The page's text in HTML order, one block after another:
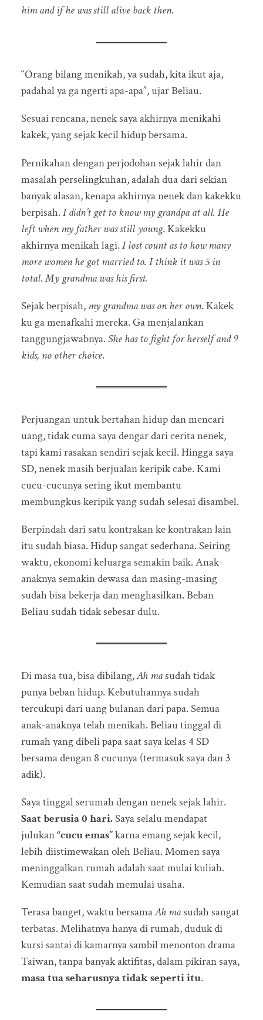
him and if he was still alive back then.
“Orang bilang menikah, ya sudah, kita ikut aja,
padahal ya ga ngerti apa-apa”, ujar Beliau.
Sesuai rencana, nenek saya akhirnya menikahi
kakek, yang sejak kecil hidup bersama.
Pernikahan dengan perjodohan sejak lahir dan
masalah perselingkuhan, adalah dua dari sekian
banyak alasan, kenapa akhirnya nenek dan kakekku
berpisah.I didn’t get to know my grandpa at all. He
left when my father was still young. Kakekku
akhirnya menikah lagi.I lost count as to how many
more women he got married to. I think it was 5 in
total.My grandma was his first.
Sejak berpisah, my grandma was on her own. Kakek
ku ga menafkahi mereka. Ga menjalankan
tanggungjawabnya.She has to fight for herself and 9
kids, no other choice.
Perjuangan untuk bertahan hidup dan mencari
uang, tidak cuma saya dengar dari cerita nenek,
tapi kami rasakan sendiri sejak kecil. Hingga saya
SD, nenek masih berjualan keripik cabe. Kami
cucu-cucunya sering ikut membantu
membungkus keripik yang sudah selesai disambel.
Berpindah dari satu kontrakan ke kontrakan lain
itu sudah biasa. Hidup sangat sederhana. Seiring
waktu, ekonomi keluarga semakin baik. Anak-
anaknya semakin dewasa dan masing-masing
sudah bisa bekerja dan menghasilkan. Beban
Beliau sudah tidak sebesar dulu.
Di masa tua, bisa dibilang,Ah masudah tidak
punya beban hidup. Kebutuhannya sudah
tercukupi dari uang bulanan dari papa. Semua
anak-anaknya telah menikah. Beliau tinggal di
rumah yang dibeli papa saat saya kelas 4 SD
bersama dengan 8 cucunya (termasuk saya dan 3
adik).
Saya tinggal serumah dengan nenek sejak lahir.
Saat berusia 0 hari.Saya selalu mendapat
julukan“cucu emas”karna emang sejak kecil,
lebih diistimewakan oleh Beliau. Momen saya
meninggalkan rumah adalah saat mulai kuliah.
Kemudian saat sudah memulai usaha.
Terasa banget, waktu bersamaAh masudah sangat
terbatas. Melihatnya hanya di rumah, duduk di
kursi santai di kamarnya sambil menonton drama
Taiwan, tanpa banyak aktifitas, dalam pikiran saya,
masa tua seharusnya tidak seperti itu.